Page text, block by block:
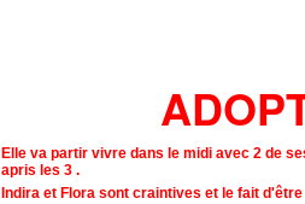
Elle va partir vivre dans le midi avec 2 de
apris les 3 .
Indira et Flora sont craintives et le fait